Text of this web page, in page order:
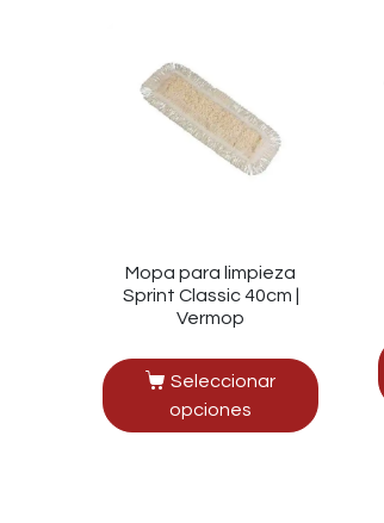
Mopa para limpieza
Sprint Classic 40cm |
Vermop
Seleccionar
opciones